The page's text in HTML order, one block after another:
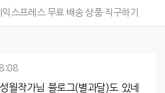
스프레스 무료 배송 상품 직구하기
월작가님 블로그(별과달)도 있네